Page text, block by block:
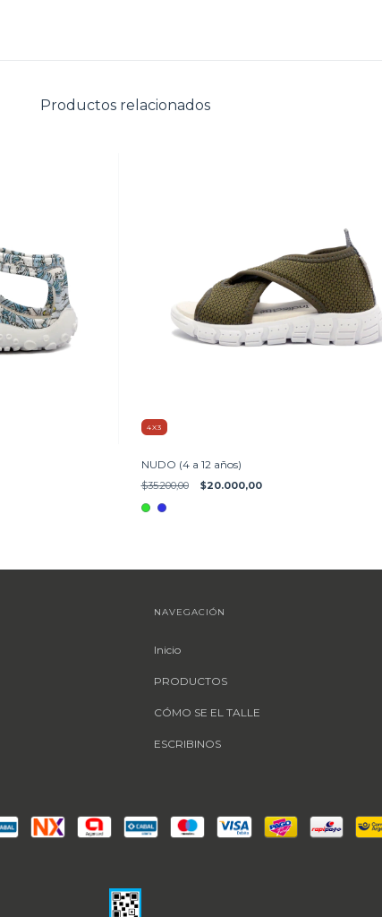
Productos relacionados
4X3
NUDO (4 a 12 años)
$35.200,00 $20.000,00
NAVEGACIÓN
Inicio
PRODUCTOS
CÓMO SE EL TALLE
ESCRIBINOS